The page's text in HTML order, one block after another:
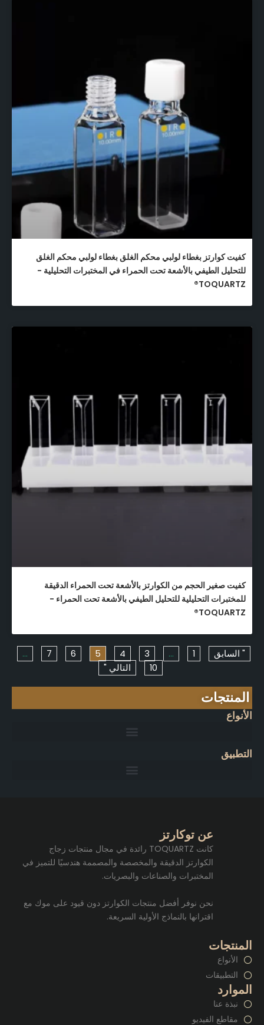
كفيت كوارتز بغطاء لولبي محكم الغلق بغطاء لولبي محكم الغلق
للتحليل الطيفي بالأشعة تحت الحمراء في المختبرات التحليلية -
TOQUARTZ®
كفيت صغير الحجم من الكوارتز بالأشعة تحت الحمراء الدقيقة
للمختبرات التحليلية للتحليل الطيفي بالأشعة تحت الحمراء -
TOQUARTZ®
" السابق 1
...
3
4
5
6
7
...
10
التالي "
المنتجات
الأنواع
التطبيق
عن توكارتز
كانت TOQUARTZ رائدة في مجال منتجات زجاج
الكوارتز الدقيقة والمخصصة والمصممة هندسيًا للتميز في
المختبرات والصناعات والبصريات.
نحن نوفر أفضل منتجات الكوارتز دون قيود على موك مع
اقترانها بالنماذج الأولية السريعة.
المنتجات
الأنواع
التطبيقات
الموارد
نبذة عنا
مقاطع الفيديو